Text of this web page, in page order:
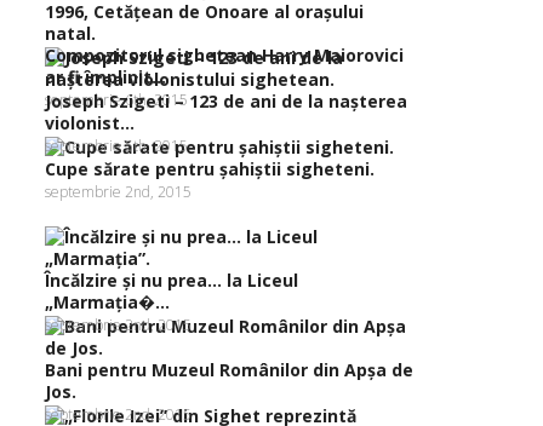
Compozitorul sighetean Harry Maiorovici
ar fi împlinit...
septembrie 6th, 2015
Joseph Szigeti – 123 de ani de la naşterea
violonist...
septembrie 5th, 2015
Cupe sărate pentru şahiştii sigheteni.
septembrie 2nd, 2015
Încălzire şi nu prea… la Liceul
„Marmaţia�...
septembrie 2nd, 2015
Bani pentru Muzeul Românilor din Apşa de
Jos.
septembrie 2nd, 2015